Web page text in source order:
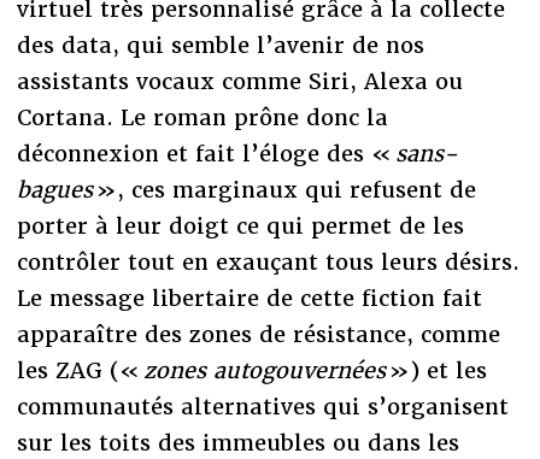
virtuel très personnalisé grâce à la collecte
des data, qui semble l’avenir de nos
assistants vocaux comme Siri, Alexa ou
Cortana. Le roman prône donc la
déconnexion et fait l’éloge des « sans-
bagues», ces marginaux qui refusent de
porter à leur doigt ce qui permet de les
contrôler tout en exauçant tous leurs désirs.
Le message libertaire de cette fiction fait
apparaître des zones de résistance, comme
les ZAG (« zones autogouvernées») et les
communautés alternatives qui s’organisent
sur les toits des immeubles ou dans les